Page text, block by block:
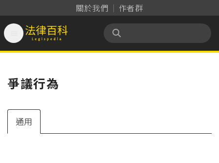
關於我們 作者群
法律百科 Legispedia
爭議行為
通用